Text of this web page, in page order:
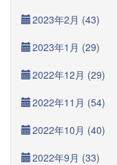
2023年2月 (43)
2023年1月 (29)
2022年12月 (29)
2022年11月 (54)
2022年10月 (40)
2022年9月 (33)